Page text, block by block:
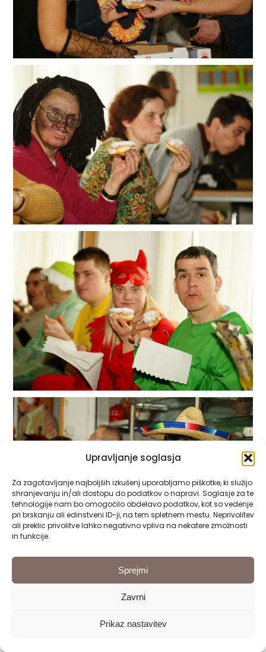
Upravljanje soglasja
Za zagotavljanje najboljših izkušenj uporabljamo piškotke, ki služijo
shranjevanju in/ali dostopu do podatkov o napravi. Soglasje za te
tehnologije nam bo omogočilo obdelavo podatkov, kot so vedenje
pri brskanju ali edinstveni ID-ji, na tem spletnem mestu. Neprivolitev
ali preklic privolitve lahko negativno vpliva na nekatere zmožnosti
in funkcije.
Sprejmi
Zavrni
Prikaz nastavitev